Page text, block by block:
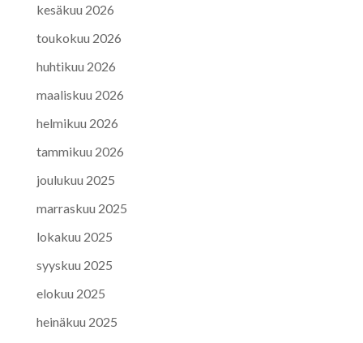
kesäkuu 2026
toukokuu 2026
huhtikuu 2026
maaliskuu 2026
helmikuu 2026
tammikuu 2026
joulukuu 2025
marraskuu 2025
lokakuu 2025
syyskuu 2025
elokuu 2025
heinäkuu 2025